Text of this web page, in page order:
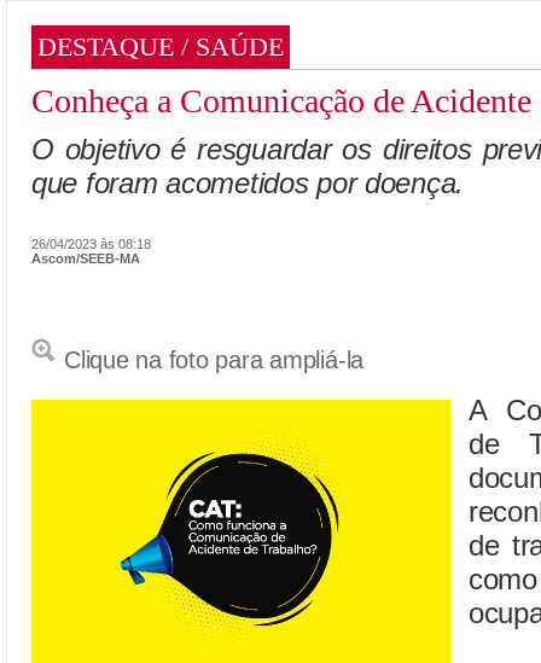
DESTAQUE / SAÚDE
Conheça a Comunicação de
O objetivo é resguardar os direitos
que foram acometidos por doença.
26/04/2023 às 08:18
Ascom/SEEB-MA
Clique na foto para ampliá-la
A
de
de